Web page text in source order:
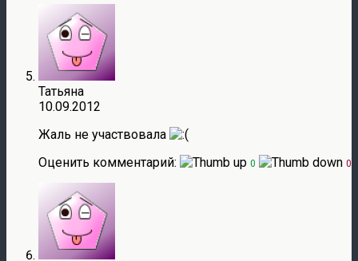
Татьяна
10.09.2012
Жаль не участвовала
Оценить комментарий:
0 0